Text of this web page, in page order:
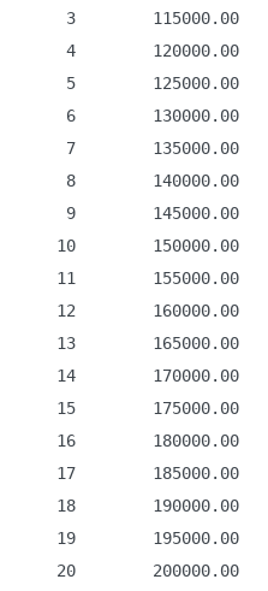
     3        115000.00
     4        120000.00
     5        125000.00
     6        130000.00
     7        135000.00
     8        140000.00
     9        145000.00
    10        150000.00
    11        155000.00
    12        160000.00
    13        165000.00
    14        170000.00
    15        175000.00
    16        180000.00
    17        185000.00
    18        190000.00
    19        195000.00
    20        200000.00